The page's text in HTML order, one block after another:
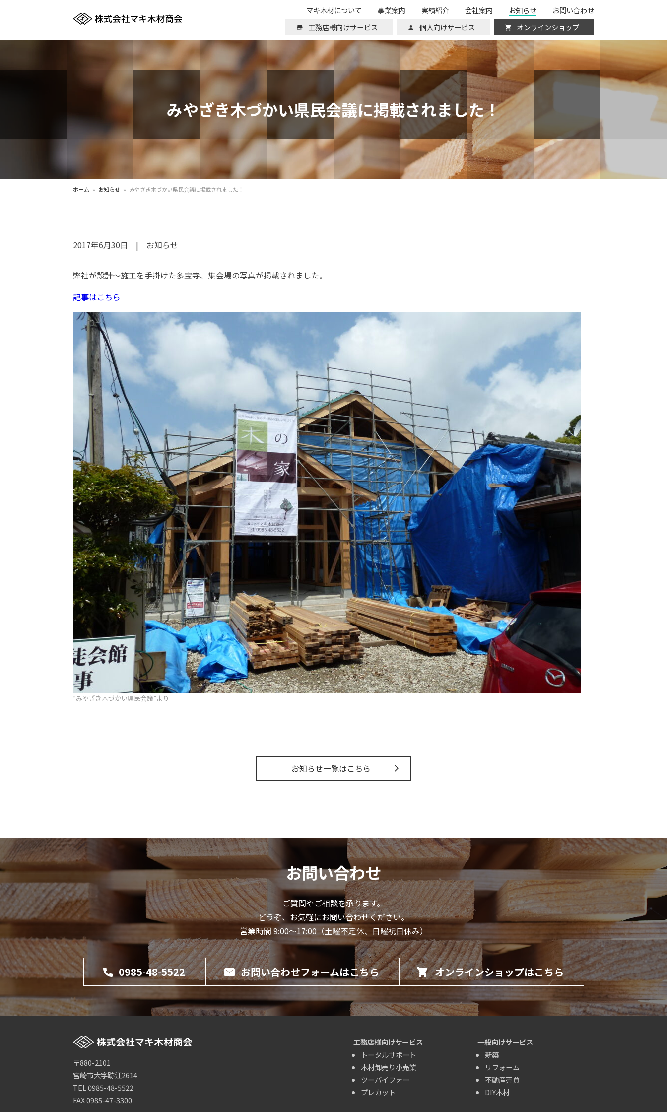
マキ木材について 事業案内 実績紹介 会社案内 お知らせ
お問い合わせ
工務店様向けサービス
個人向けサービス オンラインショップ
みやざき木づかい県民会議に掲載されました！
ホーム » お知らせ » みやざき木づかい県民会議に掲載されました！
2017年6月30日 | お知らせ
弊社が設計～施工を手掛けた多宝寺、集会場の写真が掲載されました。
記事はこちら
”みやざき木づかい県民会議”より
お知らせ一覧はこちら
お問い合わせ
ご質問やご相談を承ります。
どうぞ、お気軽にお問い合わせください。
営業時間 9:00～17:00（土曜不定休、日曜祝日休み）
0985-48-5522 お問い合わせフォームはこちら オンラインショップはこちら
〒880-2101
宮崎市大字跡江2614
TEL 0985-48-5522
FAX 0985-47-3300
工務店様向けサービス
トータルサポート
木材卸売り小売業
ツーバイフォー
プレカット
一般向けサービス
新築
リフォーム
不動産売買
DIY木材